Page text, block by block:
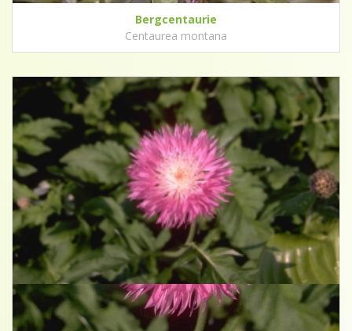
Bergcentaurie
Centaurea montana